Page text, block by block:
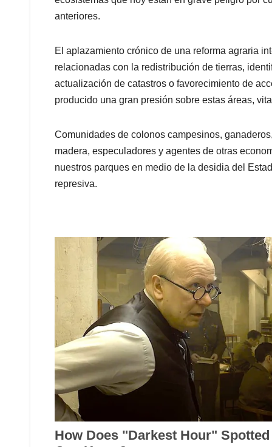
anteriores.
El aplazamiento crónico de una reforma agraria
relacionadas con la redistribución de tierras,
actualización de catastros o favorecimiento de
producido una gran presión sobre estas áreas,
Comunidades de colonos campesinos,
madera, especuladores y agentes de otras
nuestros parques en medio de la desidia del
represiva.